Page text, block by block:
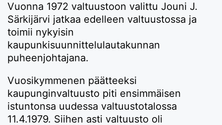
Vuonna 1972 valtuustoon valittu Jouni J.
Särkijärvi jatkaa edelleen valtuustossa ja
toimii nykyisin
kaupunkisuunnittelulautakunnan
puheenjohtajana.
Vuosikymmenen päätteeksi
kaupunginvaltuusto piti ensimmäisen
istuntonsa uudessa valtuustotalossa
11.4.1979. Siihen asti valtuusto oli